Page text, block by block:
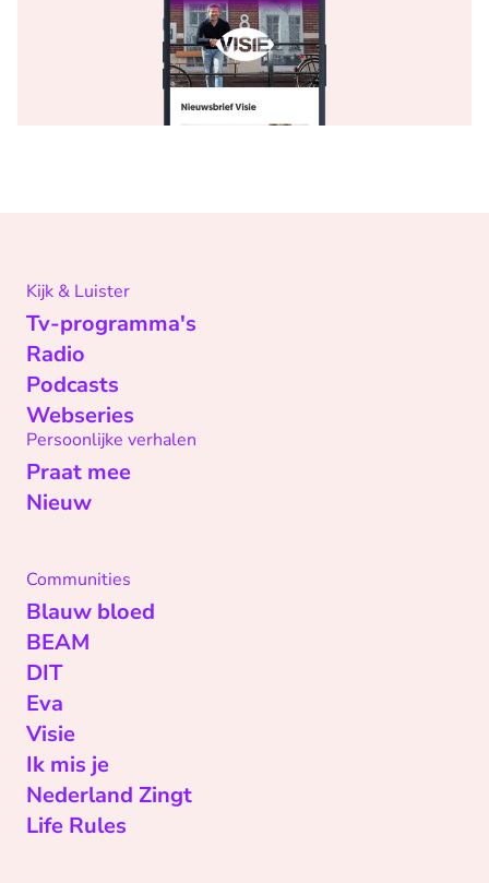
Kijk & Luister
Tv-programma's
Radio
Podcasts
Webseries
Persoonlijke verhalen
Praat mee
Nieuw
Communities
Blauw bloed
BEAM
DIT
Eva
Visie
Ik mis je
Nederland Zingt
Life Rules